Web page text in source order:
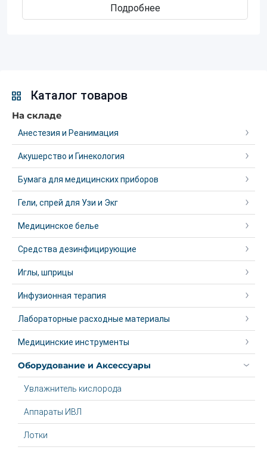
Подробнее
Каталог товаров
На складе
Анестезия и Реанимация
Акушерство и Гинекология
Бумага для медицинских приборов
Гели, спрей для Узи и Экг
Медицинское белье
Средства дезинфицирующие
Иглы, шприцы
Инфузионная терапия
Лабораторные расходные материалы
Медицинские инструменты
Оборудование и Аксессуары
Увлажнитель кислорода
Аппараты ИВЛ
Лотки